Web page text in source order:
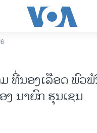
ານາທີບໍດີ ສະຫະລັດ 2024
ທີ່ນອງເລືອດ ພົວ
ງ ນາຍົກ ຮຸນເຊນ